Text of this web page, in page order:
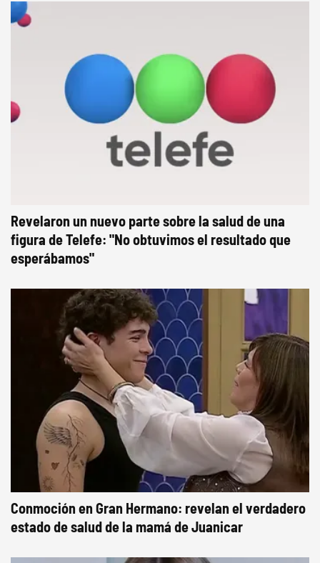
Revelaron un nuevo parte sobre la salud de una
figura de Telefe: "No obtuvimos el resultado que
esperábamos"
Conmoción en Gran Hermano: revelan el verdadero
estado de salud de la mamá de Juanicar